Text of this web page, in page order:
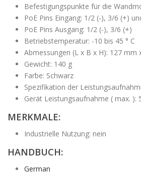
Befestigungspunkte für die
PoE Pins Eingang: 1/2 (-), 3/6 (+)
PoE Pins Ausgang: 1/2 (-), 3/6 (+)
Betriebstemperatur: -10 bis 45 ° C
Abmessungen (L x B x H): 127 mm
Gewicht: 140 g
Farbe: Schwarz
Spezifikation der
Gerät Leistungsaufnahme ( max. ):
MERKMALE:
Industrielle Nutzung: nein
HANDBUCH:
German